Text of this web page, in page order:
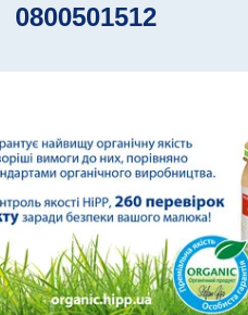
0800501512